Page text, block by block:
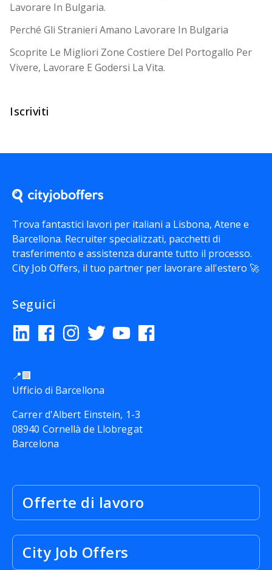
Lavorare In Bulgaria.
Perché Gli Stranieri Amano Lavorare In Bulgaria
Scoprite Le Migliori Zone Costiere Del Portogallo Per
Vivere, Lavorare E Godersi La Vita.
Iscriviti
Trova fantastici lavori per italiani a Lisbona, Atene e
Barcellona. Recruiter specializzati, pacchetti di
trasferimento e assistenza durante tutto il processo.
City Job Offers, il tuo partner per lavorare all'estero 🚀
Seguici
📍🏢
Ufficio di Barcellona
Carrer d'Albert Einstein, 1-3
08940 Cornellà de Llobregat
Barcelona
Offerte di lavoro
City Job Offers